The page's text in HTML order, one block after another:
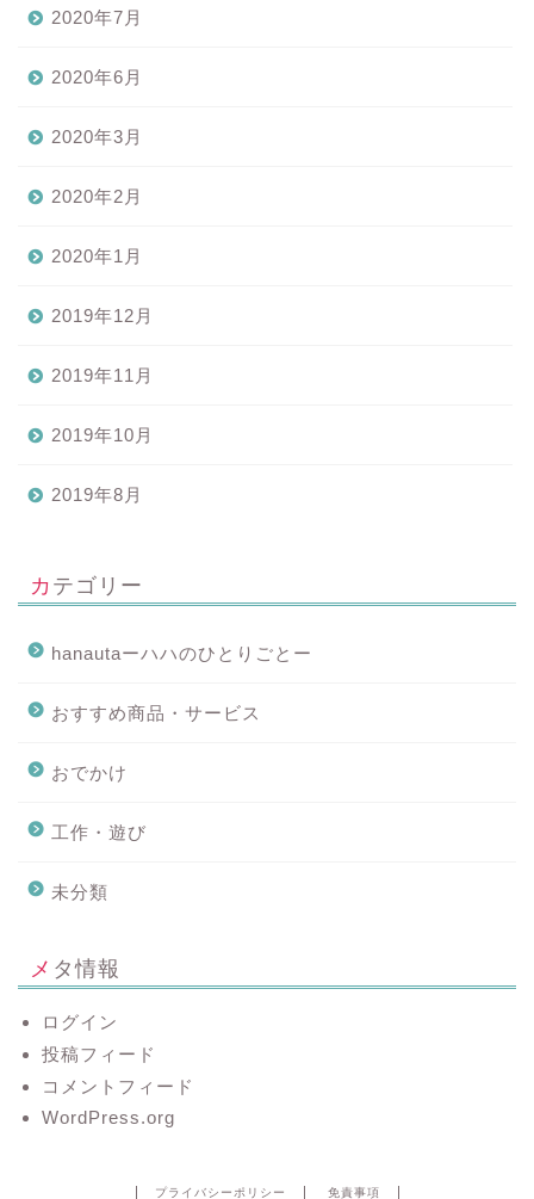
2020年7月
2020年6月
2020年3月
2020年2月
2020年1月
2019年12月
2019年11月
2019年10月
2019年8月
カテゴリー
hanautaーハハのひとりごとー
おすすめ商品・サービス
おでかけ
工作・遊び
未分類
メタ情報
ログイン
投稿フィード
コメントフィード
WordPress.org
プライバシーポリシー 免責事項